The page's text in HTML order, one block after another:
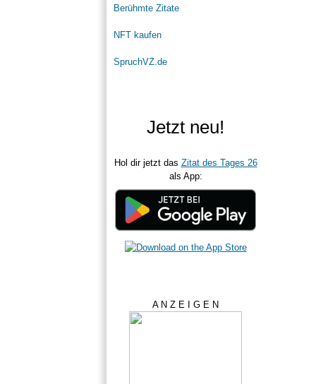
Berühmte Zitate
NFT kaufen
SpruchVZ.de
Jetzt neu!
Hol dir jetzt das Zitat des Tages 26
als App:
A N Z E I G E N